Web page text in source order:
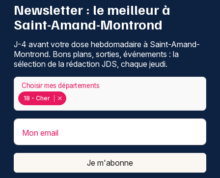
Newsletter : le meilleur à
Saint-Amand-Montrond
J-4 avant votre dose hebdomadaire à Saint-Amand-
Montrond. Bons plans, sorties, événements : la
sélection de la rédaction JDS, chaque jeudi.
18 - Cher
Choisir mes départements
Mon email
Je m'abonne